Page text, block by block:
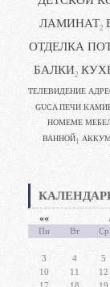
ЛАМИНАТ2
ОТДЕЛКА
БАЛКИ2
ТЕЛЕВИДЕНИЕ
GUCA ПЕЧИ
HOMEME
ВАННОЙ1
««
Пн Вт Ср
3
4 5
10
11 12